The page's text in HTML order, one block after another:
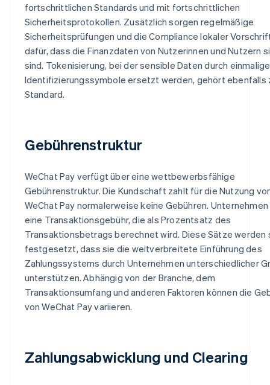
fortschrittlichen Standards und mit fortschrittlichen
Sicherheitsprotokollen. Zusätzlich sorgen regelmäßige
Sicherheitsprüfungen und die Compliance lokaler
dafür, dass die Finanzdaten von Nutzerinnen und Nutzern
sind. Tokenisierung, bei der sensible Daten durch einmalige
Identifizierungssymbole ersetzt werden, gehört ebenfalls
Standard.
Gebührenstruktur
WeChat Pay verfügt über eine wettbewerbsfähige
Gebührenstruktur. Die Kundschaft zahlt für die Nutzung
WeChat Pay normalerweise keine Gebühren.
eine Transaktionsgebühr, die als Prozentsatz des
Transaktionsbetrags berechnet wird. Diese Sätze werden
festgesetzt, dass sie die weitverbreitete Einführung des
Zahlungssystems durch Unternehmen unterschiedlicher
unterstützen. Abhängig von der Branche, dem
Transaktionsumfang und anderen Faktoren können die
von WeChat Pay variieren.
Zahlungsabwicklung und Clearing